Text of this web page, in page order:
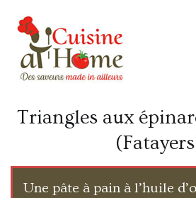
Triangles aux
Une pâte à pain à l’huile